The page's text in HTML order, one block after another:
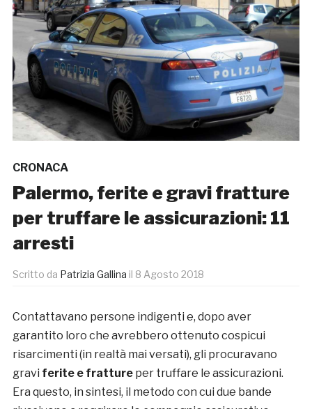
CRONACA
Palermo, ferite e gravi fratture
per truffare le assicurazioni: 11
arresti
Scritto da Patrizia Gallina il 8 Agosto 2018
Contattavano persone indigenti e, dopo aver
garantito loro che avrebbero ottenuto cospicui
risarcimenti (in realtà mai versati), gli procuravano
gravi ferite e frattureper truffare le assicurazioni.
Era questo, in sintesi, il metodo con cui due bande